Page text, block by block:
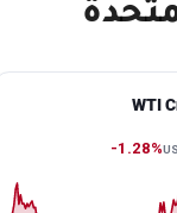
WTI
-1.28%